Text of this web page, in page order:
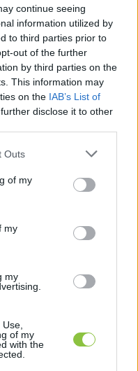
continue seeing
information utilized by
to third parties prior to
out of the further
by third parties on the
This information may
on the IAB’s List of
disclose it to other
one or more Google
You may click to
its third-party tags to
in below Google
Outs
of my
my
my
of my
with the
nyomásra
Párthoz
Párt informatikai
a párthoz kötődő